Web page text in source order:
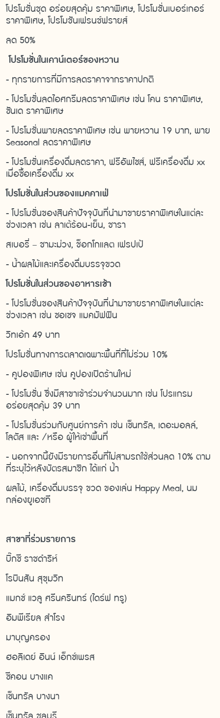
โปรโมชั่นชุด อร่อยสุดคุ้ม ราคาพิเศษ, โปรโมชั่นเบอร์เกอร์
ราคาพิเศษ, โปรโมชันเฟรนช์ฟรายส์
ลด 50%
โปรโมชั่นในเคาน์เตอร์ของหวาน
- ทุกรายการที่มีการลดราคาจากราคาปกติ
- โปรโมชั่นลดไอศกรีมลดราคาพิเศษ เช่น โคน ราคาพิเศษ,
ซันเด ราคาพิเศษ
- โปรโมชั่นพายลดราคาพิเศษ เช่น พายหวาน 19 บาท, พาย
Seasonal ลดราคาพิเศษ
- โปรโมชั่นเครื่องดื่มลดราคา, ฟรีอัพไซส์, ฟรีเครื่องดื่ม xx
เมื่อซื้อเครื่องดื่ม xx
โปรโมชั่นในส่วนของแมคคาเฟ่
- โปรโมชั่นของสินค้าปัจจุบันที่นำมาขายราคาพิเศษในแต่ละ
ช่วงเวลา เช่น ลาเต้ร้อน-เย็น, ชารา
สเบอรี่ – ชามะม่วง, ช็อกโกแลต เฟรปเป้
- นํ้าผลไม้และเครื่องดื่มบรรจุขวด
โปรโมชั่นในส่วนของอาหารเช้า
- โปรโมชั่นของสินค้าปัจจุบันที่นำมาขายราคาพิเศษในแต่ละ
ช่วงเวลา เช่น ซอเซจ แมคมัฟฟิน
วิทเอ้ก 49 บาท
โปรโมชั่นทางการตลาดเฉพาะพื้นที่ที่ไม่ร่วม 10%
- คูปองพิเศษ เช่น คูปองเปิดร้านใหม่
- โปรโมชั่น ซึ่งมีสาขาเข้าร่วมจำนวนมาก เช่น โปรแกรม
อร่อยสุดคุ้ม 39 บาท
- โปรโมชั่นร่วมกับศูนย์การค้า เช่น เซ็นทรัล, เดอะมอลล์,
โลตัส และ /หรือ ผู้ให้เช่าพื้นที่
- นอกจากนี้ยังมีรายการอื่นที่ไม่สามรถใช้ส่วนลด 10% ตาม
ที่ระบุไว้หลังบัตรสมาชิก ได้แก่ นํ้า
ผลไม้, เครื่องดื่มบรรจุ ขวด ของเล่น Happy Meal, นม
กล่องยูเอชที
สาขาที่ร่วมรายการ
บิ๊กซี ราชดำริห์
โรบินสัน สุขุมวิท
แมกซ์ แวลู ศรีนครินทร์ (ไดร์ฟ ทรู)
อิมพีเรียล สำโรง
มาบุญครอง
ฮอลิเดย์ อินน์ เอ็กซ์เพรส
ซีคอน บางแค
เซ็นทรัล บางนา